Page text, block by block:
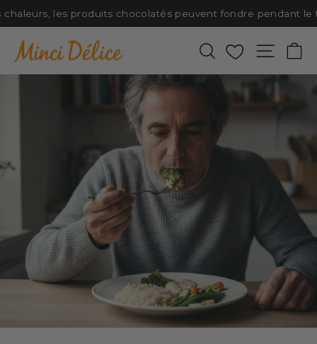
Passer
au
contenu
les produits chocolatés peuvent fondre pendant le
Rechercher
Favoris